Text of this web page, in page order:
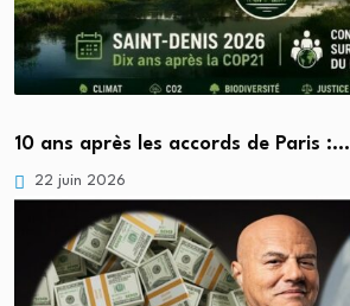
10 ans après les accords de Paris :…
22 juin 2026